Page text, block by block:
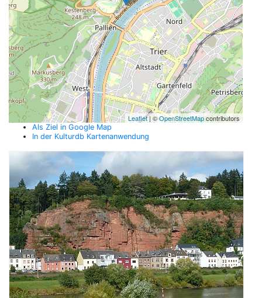
Leaflet| ©OpenStreetMapcontributors
Als Ziel in Google Map
In der Kulturdb Kartenanwendung